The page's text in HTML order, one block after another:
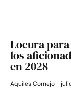
Locura
los
en 2028
Aquiles Cornejo